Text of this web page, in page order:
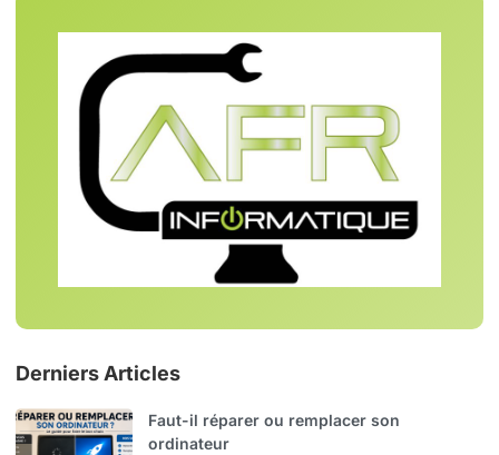
Derniers Articles
Faut-il réparer ou remplacer son
ordinateur